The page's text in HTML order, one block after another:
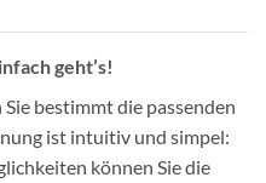
geht’s!
bestimmt die passenden
ist intuitiv und simpel:
können Sie die